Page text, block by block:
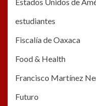
estudiantes
Fiscalía de Oaxaca
Food & Health
Francisco Martínez
Futuro